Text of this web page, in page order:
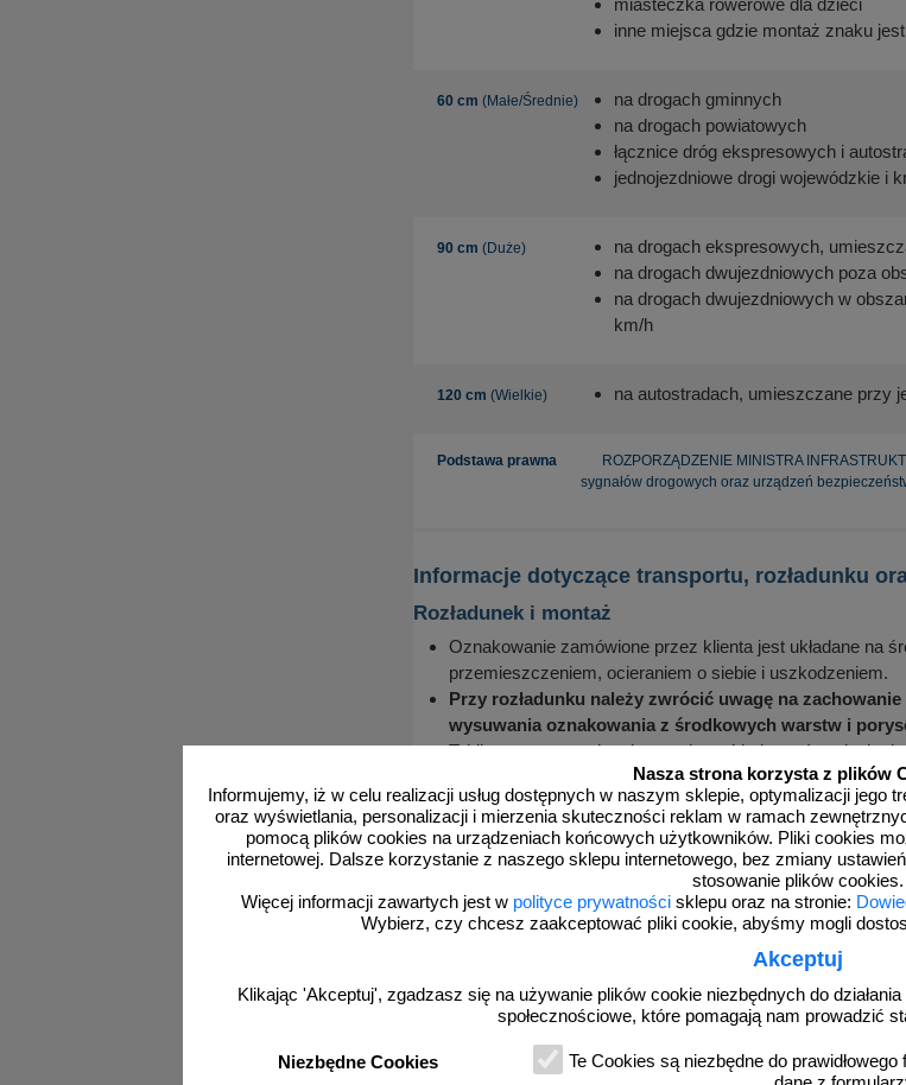
Nasza strona korzysta z plików
Informujemy, iż w celu realizacji usług dostępnych w naszym sklepie, optymalizacji jego
oraz wyświetlania, personalizacji i mierzenia skuteczności reklam w ramach
pomocą plików cookies na urządzeniach końcowych użytkowników. Pliki cookies
internetowej. Dalsze korzystanie z naszego sklepu internetowego, bez zmiany
stosowanie plików cookies.
Więcej informacji zawartych jest w polityce prywatności sklepu oraz na stronie:
Wybierz, czy chcesz zaakceptować pliki cookie, abyśmy mogli
Akceptuj
Klikając 'Akceptuj', zgadzasz się na używanie plików cookie niezbędnych do
społecznościowe, które pomagają nam prowadzić
Niezbędne Cookies
Te Cookies są niezbędne do
miasteczka rowerowe dla dzieci
inne miejsca gdzie montaż znaku
60 cm (Małe/Średnie)
na drogach gminnych
na drogach powiatowych
łącznice dróg ekspresowych i
jednojezdniowe drogi wojewódzkie i
90 cm (Duże)
na drogach ekspresowych,
na drogach dwujezdniowych poza
na drogach dwujezdniowych w
km/h
120 cm (Wielkie) na autostradach, umieszczane przy
Podstawa prawna
ROZPORZĄDZENIE MINISTRA
sygnałów drogowych oraz urządzeń
Informacje dotyczące transportu, rozładunku
Rozładunek i montaż
Oznakowanie zamówione przez klienta jest układane na
przemieszczeniem, ocieraniem o siebie i uszkodzeniem.
Przy rozładunku należy zwrócić uwagę na
wysuwania oznakowania z środkowych warstw i
Tablice o znacznych gabarytach poukładane równolegle
Niedopuszczalne jest chodzenie po tablicach, które w
Małe znaki i elementy oznakowania umieszczane w
W trakcie montażu znaków i tablic do konstrukcji
by uniknąć porysowania narzędziami lic
Przechowywanie (składowanie)
Oznakowanie powinno być składowane w magazynach
lub nadmiernym działaniem promieniowania słonecznego.
Folia, w którą pakowany jest element służy tylko i
żadnym wypadku zabezpieczony towar za pomocą: